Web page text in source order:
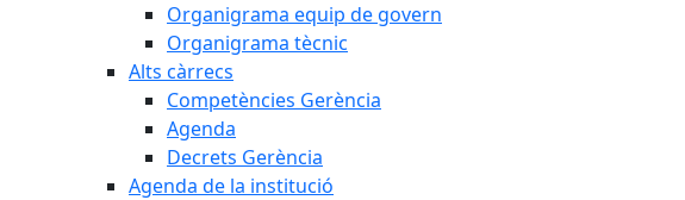
Organigrama equip de govern
Organigrama tècnic
Alts càrrecs
Competències Gerència
Agenda
Decrets Gerència
Agenda de la institució